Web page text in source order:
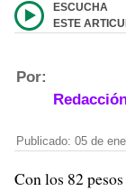
ESCUCHA
ESTE
Por:
Publicado: 05 de
Con los 82